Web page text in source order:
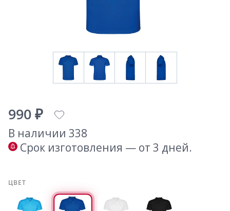
990 ₽
В наличии 338
Срок изготовления — от 3 дней.
ЦВЕТ